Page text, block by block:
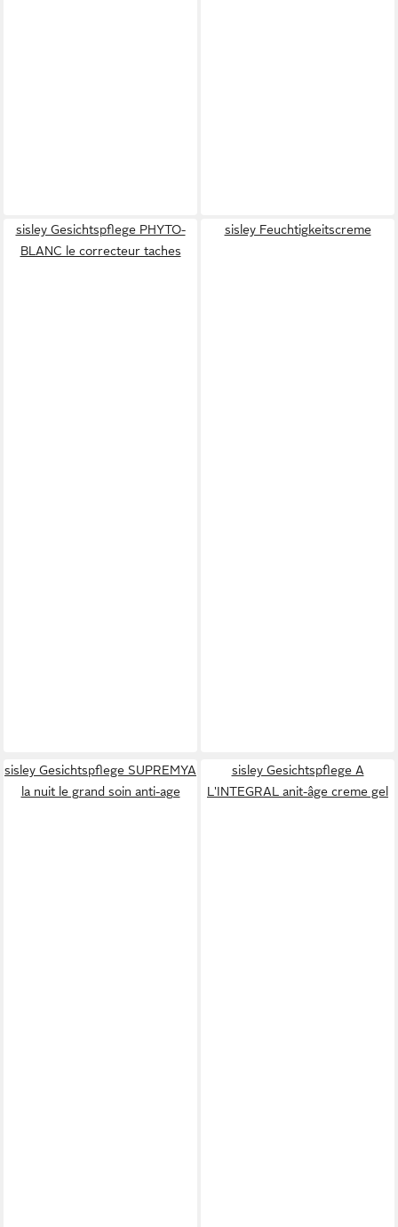
sisley Gesichtspflege PHYTO-
BLANC le correcteur taches
sisley Feuchtigkeitscreme
sisley Gesichtspflege SUPREMYA
la nuit le grand soin anti-age
sisley Gesichtspflege A
L'INTEGRAL anit-âge creme gel